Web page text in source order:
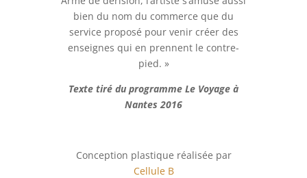
bien du nom du commerce que du
service proposé pour venir créer des
enseignes qui en prennent le contre-
pied. »
Texte tiré du programme Le Voyage à
Nantes 2016
Conception plastique réalisée par
Cellule B